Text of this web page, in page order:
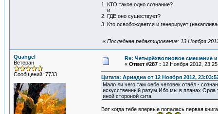
1. КТО такое одно сознание?
и
2. ГДЕ оно существует?
3. Кто освобождается и генерирует
« Последнее редактирование: 13 Ноября
Quangel
Ветеран
Сообщений: 7733
Re: Четырёхволновое смешение и
« Ответ #287 : 12 Ноября 2012,
Цитата: Ариадна от 12 Ноября 2012,
Мало ли чего там себе человек отвёл -
искусственный разум Ибо мы в планах Орла
иной стороной сита
Вот когда тебе впервые попалась первая